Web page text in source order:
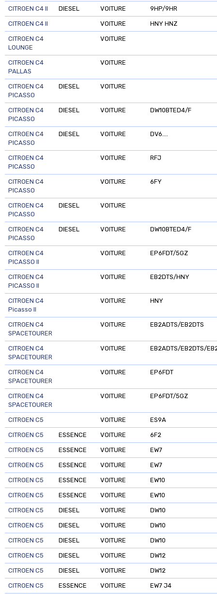
CITROEN C4 II DIESEL VOITURE 9HP/9HR
CITROEN C4 II VOITURE HNY HNZ
CITROEN C4
LOUNGE
VOITURE
CITROEN C4
PALLAS
VOITURE
CITROEN C4
PICASSO
DIESEL VOITURE
CITROEN C4
PICASSO
DIESEL VOITURE DW10BTED4/F
CITROEN C4
PICASSO
DIESEL VOITURE DV6....
CITROEN C4
PICASSO
VOITURE RFJ
CITROEN C4
PICASSO
VOITURE 6FY
CITROEN C4
PICASSO
DIESEL VOITURE
CITROEN C4
PICASSO
DIESEL VOITURE DW10BTED4/F
CITROEN C4
PICASSO II
VOITURE EP6FDT/5GZ
CITROEN C4
PICASSO II
VOITURE EB2DTS/HNY
CITROEN C4
Picasso II
VOITURE HNY
CITROEN C4
SPACETOURER
VOITURE EB2ADTS/EB2DTS
CITROEN C4
SPACETOURER
VOITURE EB2ADTS/EB2DTS/
CITROEN C4
SPACETOURER
VOITURE EP6FDT
CITROEN C4
SPACETOURER
VOITURE EP6FDT/5GZ
CITROEN C5 VOITURE ES9A
CITROEN C5 ESSENCE VOITURE 6F2
CITROEN C5 ESSENCE VOITURE EW7
CITROEN C5 ESSENCE VOITURE EW7
CITROEN C5 ESSENCE VOITURE EW10
CITROEN C5 ESSENCE VOITURE EW10
CITROEN C5 DIESEL VOITURE DW10
CITROEN C5 DIESEL VOITURE DW10
CITROEN C5 DIESEL VOITURE DW10
CITROEN C5 DIESEL VOITURE DW12
CITROEN C5 DIESEL VOITURE DW12
CITROEN C5 ESSENCE VOITURE EW7 J4